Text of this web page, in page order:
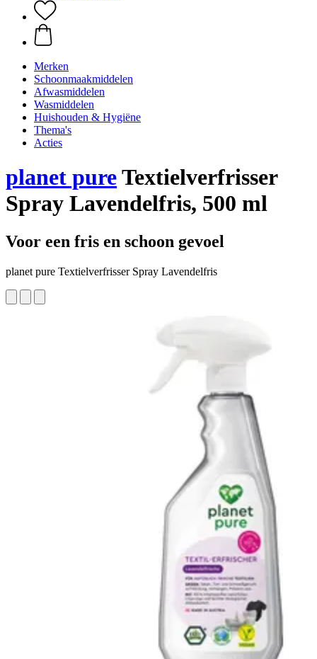
Merken
Schoonmaakmiddelen
Afwasmiddelen
Wasmiddelen
Huishouden & Hygiëne
Thema's
Acties
planet pureTextielverfrisser
Spray Lavendelfris, 500 ml
Voor een fris en schoon gevoel
planet pure Textielverfrisser Spray Lavendelfris